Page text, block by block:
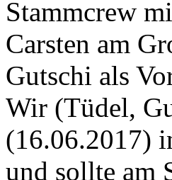
Stammcrew
Carsten am
Gutschi als
Wir (Tüdel,
(16.06.2017)
und sollte am